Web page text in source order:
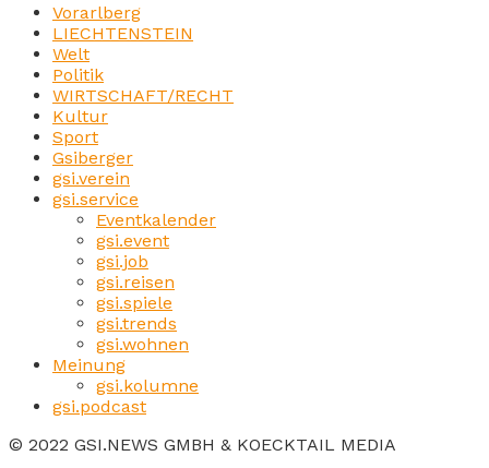
Vorarlberg
LIECHTENSTEIN
Welt
Politik
WIRTSCHAFT/RECHT
Kultur
Sport
Gsiberger
gsi.verein
gsi.service
Eventkalender
gsi.event
gsi.job
gsi.reisen
gsi.spiele
gsi.trends
gsi.wohnen
Meinung
gsi.kolumne
gsi.podcast
© 2022 GSI.NEWS GMBH & KOECKTAIL MEDIA